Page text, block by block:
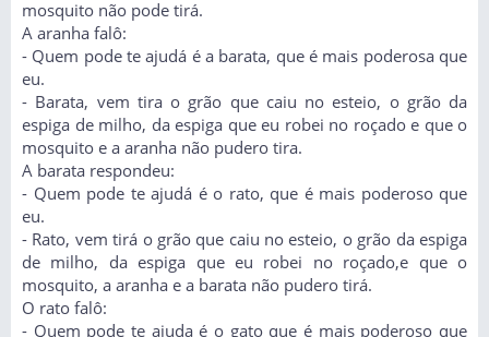
mosquito não pode tirá.
A aranha falô:
- Quem pode te ajudá é a barata, que é mais poderosa que
eu.
- Barata, vem tira o grão que caiu no esteio, o grão da
espiga de milho, da espiga que eu robei no roçado e que o
mosquito e a aranha não pudero tira.
A barata respondeu:
- Quem pode te ajudá é o rato, que é mais poderoso que
eu.
- Rato, vem tirá o grão que caiu no esteio, o grão da espiga
de milho, da espiga que eu robei no roçado,e que o
mosquito, a aranha e a barata não pudero tirá.
O rato falô:
- Quem pode te ajuda é o gato que é mais poderoso que